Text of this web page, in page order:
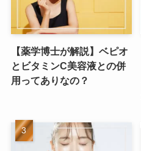
【薬学博士が解説】ベピオ
とビタミンC美容液との併
用ってありなの？